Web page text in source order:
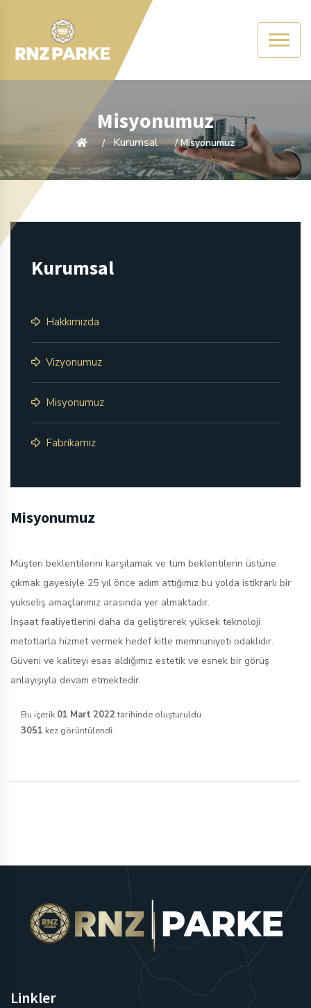
Misyonumuz
Kurumsal / Misyonumuz
Misyonumuz
Müşteri beklentilerini karşılamak ve tüm beklentilerin üstüne
çıkmak gayesiyle 25 yıl önce adım attığımız bu yolda istikrarlı bir
yükseliş amaçlarımız arasında yer almaktadır.
İnşaat faaliyetlerini daha da geliştirerek yüksek teknoloji
metotlarla hizmet vermek hedef kitle memnuniyeti odaklıdır.
Güveni ve kaliteyi esas aldığımız estetik ve esnek bir görüş
anlayışıyla devam etmektedir.
Bu içerik 01 Mart 2022 tarihinde oluşturuldu
3051 kez görüntülendi.
Kurumsal
Hakkımızda
Vizyonumuz
Misyonumuz
Fabrikamız
Linkler